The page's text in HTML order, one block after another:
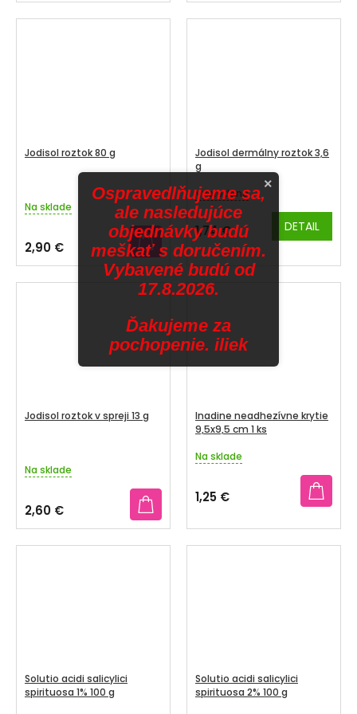
4,1
z
4,0
z
Jodisol roztok 80 g
Na sklade
2,90 €
Jodisol dermálny roztok 3,6
g
Priemerné
hodnotenie
produktu
je
4,3
z
5
Vypredané
1,74 € DETAIL
Jodisol roztok v spreji 13 g
Na sklade
2,60 €
Inadine neadhezívne krytie
9,5x9,5 cm 1 ks
Priemerné
produktu
je
z
5
Na sklade
1,25 €
Solutio acidi salicylici
spirituosa 1% 100 g
Solutio acidi salicylici
spirituosa 2% 100 g
×
Ospravedlňujeme sa,
ale nasledujúce
objednávky budú
meškať s doručením.
Vybavené budú od
17.8.2026.
Ďakujeme za
pochopenie. iliek